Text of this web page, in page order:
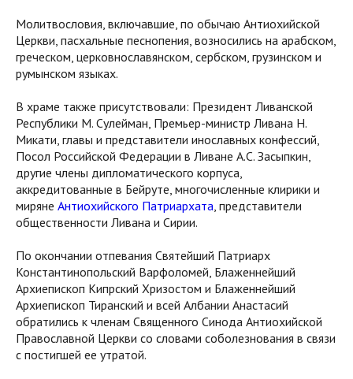
Молитвословия, включавшие, по обычаю Антиохийской
Церкви, пасхальные песнопения, возносились на арабском,
греческом, церковнославянском, сербском, грузинском и
румынском языках.
В храме также присутствовали: Президент Ливанской
Республики М. Сулейман, Премьер-министр Ливана Н.
Микати, главы и представители инославных конфессий,
Посол Российской Федерации в Ливане А.С. Засыпкин,
другие члены дипломатического корпуса,
аккредитованные в Бейруте, многочисленные клирики и
миряне Антиохийского Патриархата, представители
общественности Ливана и Сирии.
По окончании отпевания Святейший Патриарх
Константинопольский Варфоломей, Блаженнейший
Архиепископ Кипрский Хризостом и Блаженнейший
Архиепископ Тиранский и всей Албании Анастасий
обратились к членам Священного Синода Антиохийской
Православной Церкви со словами соболезнования в связи
с постигшей ее утратой.